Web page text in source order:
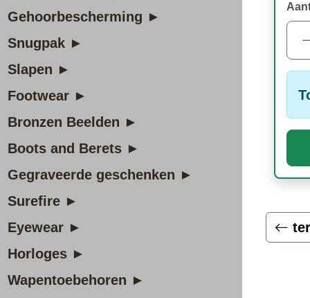
Gehoorbescherming ►
Snugpak ►
Slapen ►
Footwear ►
Bronzen Beelden ►
Boots and Berets ►
Gegraveerde geschenken ►
Surefire ►
Eyewear ►
Horloges ►
Wapentoebehoren ►